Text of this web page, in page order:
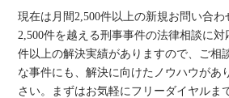
現在は月間2,500件以上の新規お問い合
2,500件を越える刑事事件の法律相談に
件以上の解決実績がありますので、ご相
な事件にも、解決に向けたノウハウがあ
さい。まずはお気軽にフリーダイヤルま